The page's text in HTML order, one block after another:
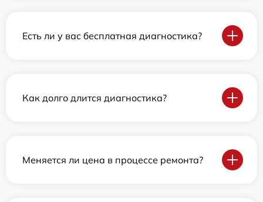
Есть ли у вас бесплатная диагностика?
Как долго длится диагностика?
Меняется ли цена в процессе ремонта?